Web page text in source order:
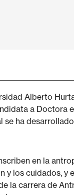
Alberto
a Doctora
ha
en la
y los cuidados,
la carrera de